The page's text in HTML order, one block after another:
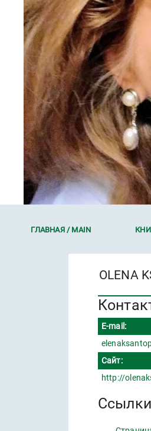
ГЛАВНАЯ / MAIN
OLENA
E-mail:
Сайт:
http://
Ссылки